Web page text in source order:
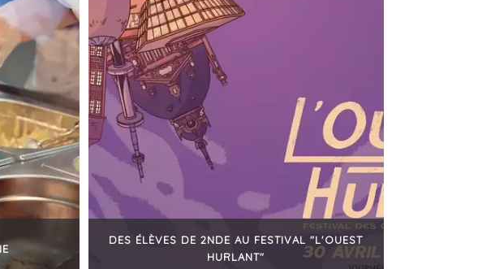
DES ÉLÈVES DE 2NDE AU FESTIVAL "L'OUEST
HURLANT"